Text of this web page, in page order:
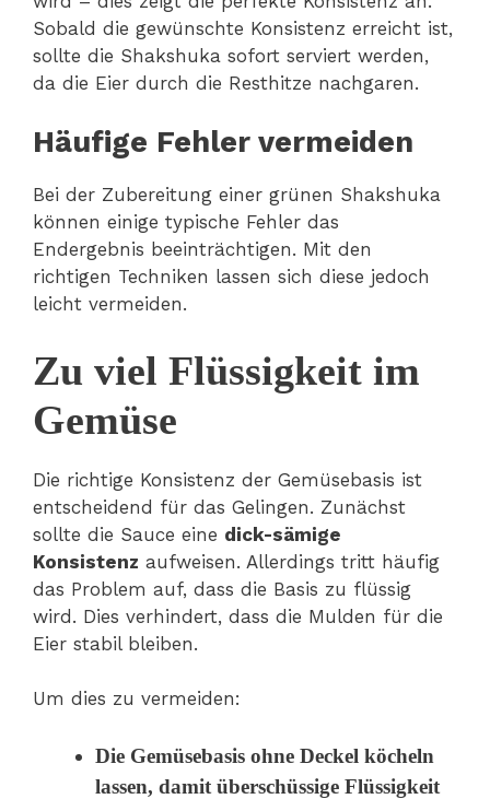
Sobald die gewünschte Konsistenz erreicht ist,
sollte die Shakshuka sofort serviert werden,
da die Eier durch die Resthitze nachgaren.
Häufige Fehler vermeiden
Bei der Zubereitung einer grünen Shakshuka
können einige typische Fehler das
Endergebnis beeinträchtigen. Mit den
richtigen Techniken lassen sich diese jedoch
leicht vermeiden.
Zu viel Flüssigkeit im
Gemüse
Die richtige Konsistenz der Gemüsebasis ist
entscheidend für das Gelingen. Zunächst
sollte die Sauce eine dick-sämige
Konsistenz aufweisen. Allerdings tritt häufig
das Problem auf, dass die Basis zu flüssig
wird. Dies verhindert, dass die Mulden für die
Eier stabil bleiben.
Um dies zu vermeiden:
Die Gemüsebasis ohne Deckel köcheln
lassen, damit überschüssige Flüssigkeit